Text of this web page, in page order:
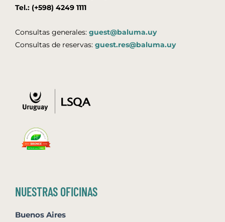
Tel.: (+598) 4249 1111
Consultas generales: guest@baluma.uy
Consultas de reservas: guest.res@baluma.uy
NUESTRAS OFICINAS
Buenos Aires